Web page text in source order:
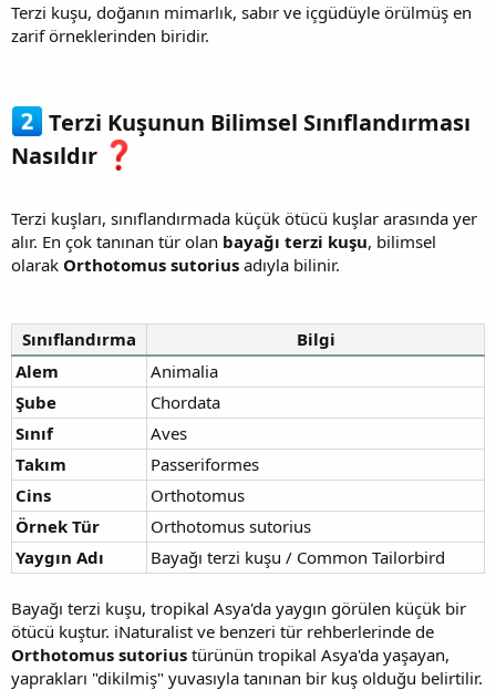
Terzi kuşu, doğanın mimarlık, sabır ve içgüdüyle örülmüş en
zarif örneklerinden biridir.
Terzi Kuşunun Bilimsel Sınıflandırması
Nasıldır
Terzi kuşları, sınıflandırmada küçük ötücü kuşlar arasında yer
alır. En çok tanınan tür olan bayağı terzi kuşu, bilimsel
olarak Orthotomus sutorius adıyla bilinir.
Sınıflandırma
Bilgi
Alem
Animalia
Şube
Chordata
Sınıf
Aves
Takım
Passeriformes
Cins
Orthotomus
Örnek Tür
Orthotomus sutorius
Yaygın Adı
Bayağı terzi kuşu / Common Tailorbird
Bayağı terzi kuşu, tropikal Asya'da yaygın görülen küçük bir
ötücü kuştur. iNaturalist ve benzeri tür rehberlerinde de
Orthotomus sutorius türünün tropikal Asya'da yaşayan,
yaprakları "dikilmiş" yuvasıyla tanınan bir kuş olduğu belirtilir.